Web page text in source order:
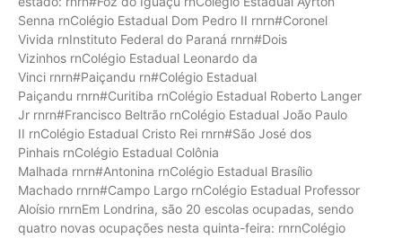
Senna rnColégio Estadual Dom Pedro II rnrn#Coronel
Vivida rnInstituto Federal do Paraná rnrn#Dois
Vizinhos rnColégio Estadual Leonardo da
Vinci rnrn#Paiçandu rn#Colégio Estadual
Paiçandu rnrn#Curitiba rnColégio Estadual Roberto Langer
Jr rnrn#Francisco Beltrão rnColégio Estadual João Paulo
II rnColégio Estadual Cristo Rei rnrn#São José dos
Pinhais rnColégio Estadual Colônia
Malhada rnrn#Antonina rnColégio Estadual Brasílio
Machado rnrn#Campo Largo rnColégio Estadual Professor
Aloísio rnrnEm Londrina, são 20 escolas ocupadas, sendo
quatro novas ocupações nesta quinta-feira: rnrnColégio